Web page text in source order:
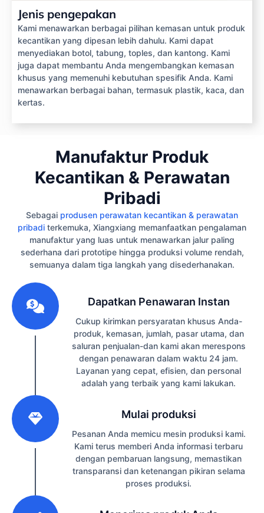
Jenis pengepakan
Kami menawarkan berbagai pilihan kemasan untuk produk
kecantikan yang dipesan lebih dahulu. Kami dapat
menyediakan botol, tabung, toples, dan kantong. Kami
juga dapat membantu Anda mengembangkan kemasan
khusus yang memenuhi kebutuhan spesifik Anda. Kami
menawarkan berbagai bahan, termasuk plastik, kaca, dan
kertas.
Manufaktur Produk
Kecantikan & Perawatan
Pribadi
Sebagai produsen perawatan kecantikan & perawatan
pribadi terkemuka, Xiangxiang memanfaatkan pengalaman
manufaktur yang luas untuk menawarkan jalur paling
sederhana dari prototipe hingga produksi volume rendah,
semuanya dalam tiga langkah yang disederhanakan.
Dapatkan Penawaran Instan
Cukup kirimkan persyaratan khusus Anda-
produk, kemasan, jumlah, pasar utama, dan
saluran penjualan-dan kami akan merespons
dengan penawaran dalam waktu 24 jam.
Layanan yang cepat, efisien, dan personal
adalah yang terbaik yang kami lakukan.
Mulai produksi
Pesanan Anda memicu mesin produksi kami.
Kami terus memberi Anda informasi terbaru
dengan pembaruan langsung, memastikan
transparansi dan ketenangan pikiran selama
proses produksi.